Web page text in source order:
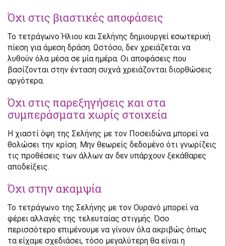
Όχι στις βιαστικές αποφάσεις
Το τετράγωνο Ήλιου και Σελήνης δημιουργεί εσωτερική
πίεση για άμεση δράση. Ωστόσο, δεν χρειάζεται να
λυθούν όλα μέσα σε μία ημέρα. Οι αποφάσεις που
βασίζονται στην ένταση συχνά χρειάζονται διορθώσεις
αργότερα.
Όχι στις παρεξηγήσεις και στα
συμπεράσματα χωρίς στοιχεία
Η χιαστί όψη της Σελήνης με τον Ποσειδώνα μπορεί να
θολώσει την κρίση. Μην θεωρείς δεδομένο ότι γνωρίζεις
τις προθέσεις των άλλων αν δεν υπάρχουν ξεκάθαρες
αποδείξεις.
Όχι στην ακαμψία
Το τετράγωνο της Σελήνης με τον Ουρανό μπορεί να
φέρει αλλαγές της τελευταίας στιγμής. Όσο
περισσότερο επιμένουμε να γίνουν όλα ακριβώς όπως
τα είχαμε σχεδιάσει, τόσο μεγαλύτερη θα είναι η